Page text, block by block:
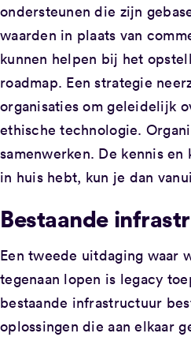
ondersteunen die zijn
waarden in plaats van
kunnen helpen bij het
roadmap. Een strategie
organisaties om geleidelijk
ethische technologie.
samenwerken. De kennis
in huis hebt, kun je dan
Bestaande
Een tweede uitdaging waar
tegenaan lopen is legacy
bestaande infrastructuur
oplossingen die aan elkaar